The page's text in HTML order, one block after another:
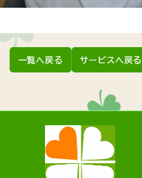
一覧へ戻る サービスへ戻る